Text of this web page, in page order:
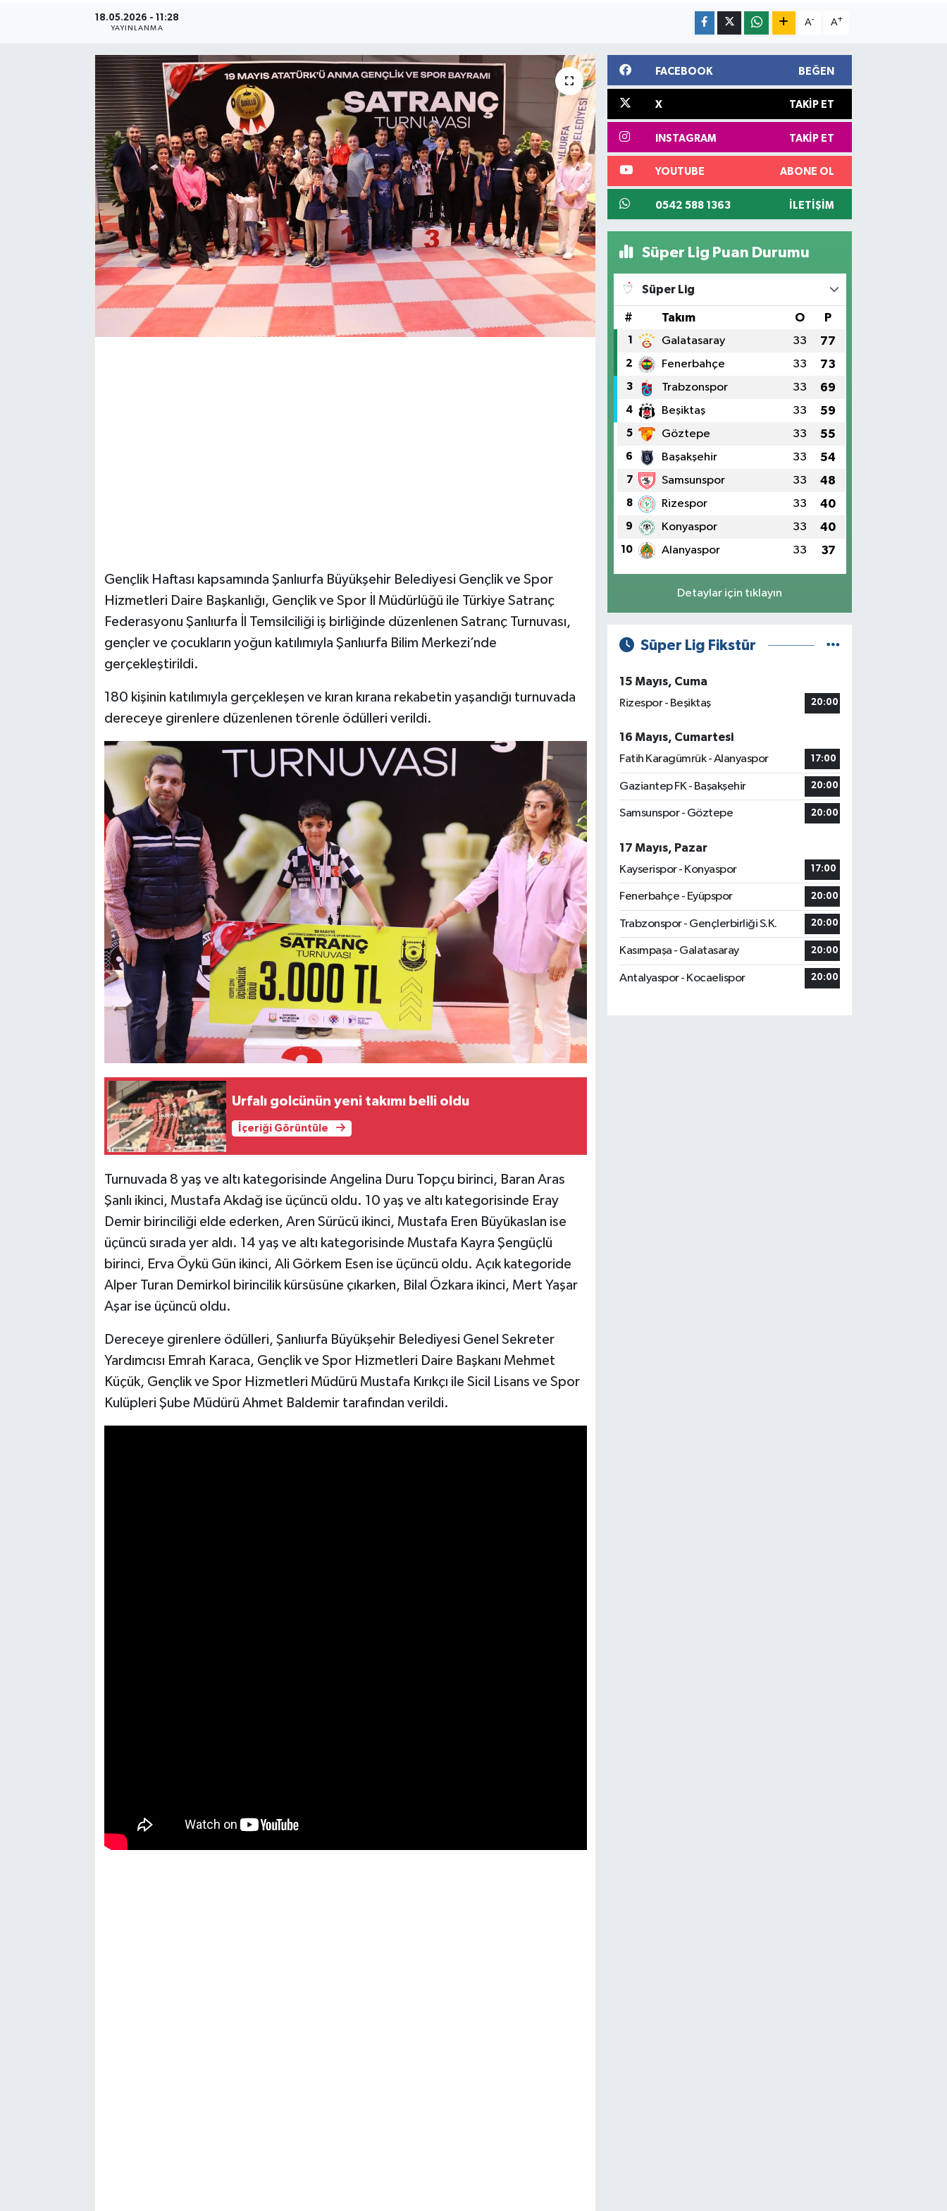
18.05.2026 - 11:28
YAYINLANMA
A- A+
Gençlik Haftası kapsamında Şanlıurfa Büyükşehir Belediyesi Gençlik ve Spor
Hizmetleri Daire Başkanlığı, Gençlik ve Spor İl Müdürlüğü ile Türkiye Satranç
Federasyonu Şanlıurfa İl Temsilciliği iş birliğinde düzenlenen Satranç Turnuvası,
gençler ve çocukların yoğun katılımıyla Şanlıurfa Bilim Merkezi’nde
gerçekleştirildi.
180 kişinin katılımıyla gerçekleşen ve kıran kırana rekabetin yaşandığı turnuvada
dereceye girenlere düzenlenen törenle ödülleri verildi.
Urfalı golcünün yeni takımı belli oldu
İçeriği Görüntüle
Turnuvada 8 yaş ve altı kategorisinde Angelina Duru Topçu birinci, Baran Aras
Şanlı ikinci, Mustafa Akdağ ise üçüncü oldu. 10 yaş ve altı kategorisinde Eray
Demir birinciliği elde ederken, Aren Sürücü ikinci, Mustafa Eren Büyükaslan ise
üçüncü sırada yer aldı. 14 yaş ve altı kategorisinde Mustafa Kayra Şengüçlü
birinci, Erva Öykü Gün ikinci, Ali Görkem Esen ise üçüncü oldu. Açık kategoride
Alper Turan Demirkol birincilik kürsüsüne çıkarken, Bilal Özkara ikinci, Mert Yaşar
Aşar ise üçüncü oldu.
Dereceye girenlere ödülleri, Şanlıurfa Büyükşehir Belediyesi Genel Sekreter
Yardımcısı Emrah Karaca, Gençlik ve Spor Hizmetleri Daire Başkanı Mehmet
Küçük, Gençlik ve Spor Hizmetleri Müdürü Mustafa Kırıkçı ile Sicil Lisans ve Spor
Kulüpleri Şube Müdürü Ahmet Baldemir tarafından verildi.
FACEBOOK BEĞEN
X TAKIP ET
INSTAGRAM TAKIP ET
YOUTUBE ABONE OL
0542 588 1363 İLETIŞIM
Süper Lig Puan Durumu
Süper Lig
# Takım O P
1 Galatasaray 33 77
2 Fenerbahçe 33 73
3 Trabzonspor 33 69
4 Beşiktaş 33 59
5 Göztepe 33 55
6 Başakşehir 33 54
7 Samsunspor 33 48
8 Rizespor 33 40
9 Konyaspor 33 40
10 Alanyaspor 33 37
Detaylar için tıklayın
Süper Lig Fikstür
15 Mayıs, Cuma
Rizespor - Beşiktaş
20:00
16 Mayıs, Cumartesi
Fatih Karagümrük - Alanyaspor
17:00
Gaziantep FK - Başakşehir 20:00
Samsunspor - Göztepe 20:00
17 Mayıs, Pazar
Kayserispor - Konyaspor
17:00
Fenerbahçe - Eyüpspor 20:00
Trabzonspor - Gençlerbirliği S.K. 20:00
Kasımpaşa - Galatasaray 20:00
Antalyaspor - Kocaelispor 20:00